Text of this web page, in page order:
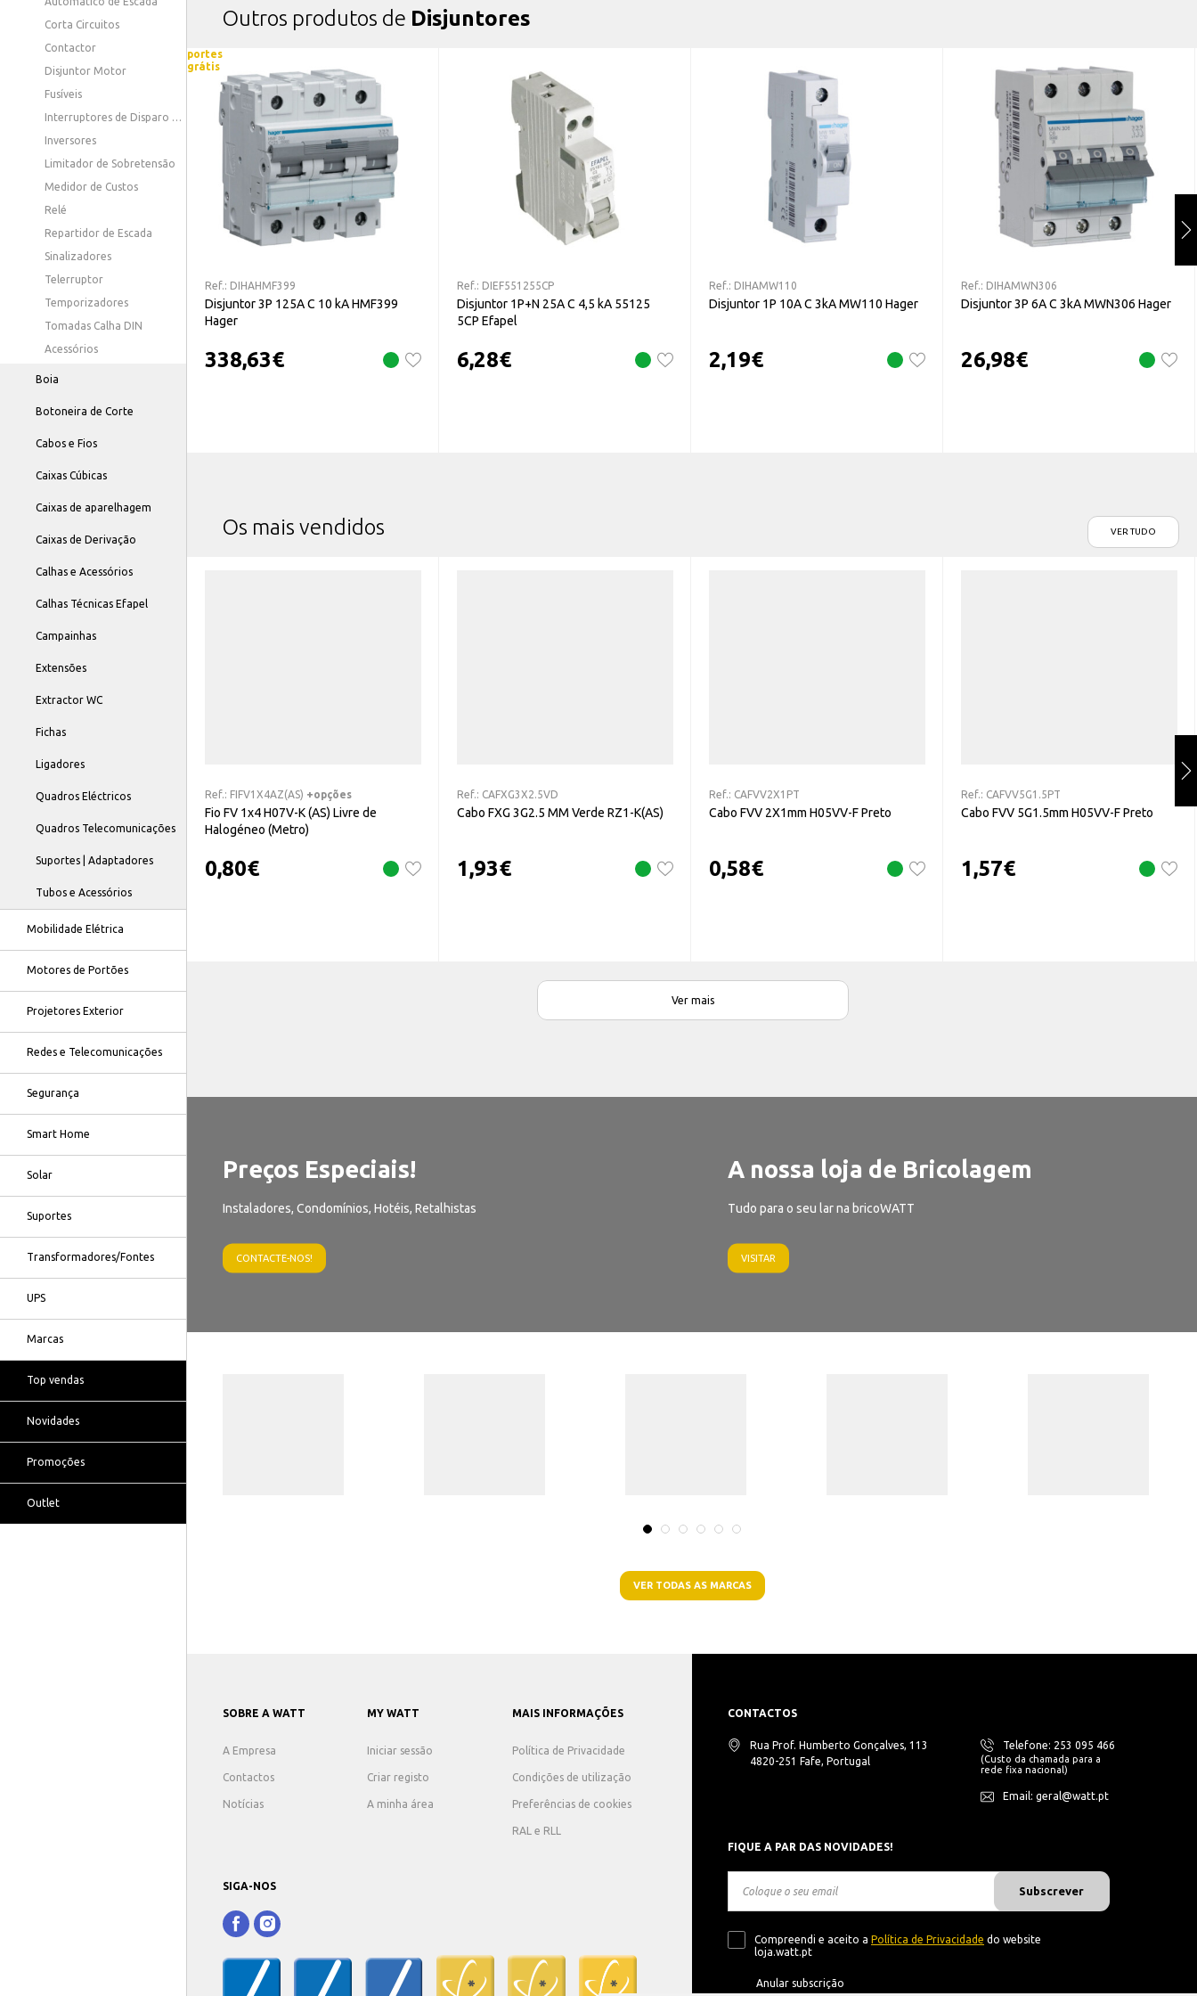
Corta Circuitos
Contactor
Disjuntor Motor
Fusíveis
Interruptores de Disparo e Bobines
Inversores
Limitador de Sobretensão
Medidor de Custos
Relé
Repartidor de Escada
Sinalizadores
Telerruptor
Temporizadores
Tomadas Calha DIN
Acessórios
Boia
Botoneira de Corte
Cabos e Fios
Caixas Cúbicas
Caixas de aparelhagem
Caixas de Derivação
Calhas e Acessórios
Calhas Técnicas Efapel
Campainhas
Extensões
Extractor WC
Fichas
Ligadores
Quadros Eléctricos
Quadros Telecomunicações
Suportes | Adaptadores
Tubos e Acessórios
Mobilidade Elétrica
Motores de Portões
Projetores Exterior
Redes e Telecomunicações
Segurança
Smart Home
Solar
Suportes
Transformadores/Fontes
UPS
Marcas
Top vendas
Novidades
Promoções
Outlet
Outros produtos de Disjuntores
portes
grátis
Ref.: DIHAHMF399
Disjuntor 3P 125A C 10 kA HMF399
Hager
338,63€
Ref.: DIEF551255CP
Disjuntor 1P+N 25A C 4,5 kA 55125
5CP Efapel
6,28€
Ref.: DIHAMW110
Disjuntor 1P 10A C 3kA MW110 Hager
2,19€
Ref.: DIHAMWN306
Disjuntor 3P 6A C 3kA MWN306 Hager
26,98€
Os mais vendidos VER TUDO
Ref.: FIFV1X4AZ(AS) +opções
Fio FV 1x4 H07V-K (AS) Livre de
Halogéneo (Metro)
0,80€
Ref.: CAFXG3X2.5VD
Cabo FXG 3G2.5 MM Verde RZ1-K(AS)
1,93€
Ref.: CAFVV2X1PT
Cabo FVV 2X1mm H05VV-F Preto
0,58€
Ref.: CAFVV5G1.5PT
Cabo FVV 5G1.5mm H05VV-F Preto
1,57€
Ver mais
Preços Especiais!
Instaladores, Condomínios, Hotéis, Retalhistas
CONTACTE-NOS!
A nossa loja de Bricolagem
Tudo para o seu lar na bricoWATT
VISITAR
VER TODAS AS MARCAS
SOBRE A WATT
A Empresa
Contactos
Notícias
MY WATT
Iniciar sessão
Criar registo
A minha área
MAIS INFORMAÇÕES
Política de Privacidade
Condições de utilização
Preferências de cookies
RAL e RLL
SIGA-NOS
CONTACTOS
Rua Prof. Humberto Gonçalves, 113
4820-251 Fafe, Portugal
Telefone: 253 095 466
(Custo da chamada para a
rede fixa nacional)
Email: geral@watt.pt
FIQUE A PAR DAS NOVIDADES!
Subscrever
Compreendi e aceito a Política de Privacidade do website
loja.watt.pt
Anular subscrição